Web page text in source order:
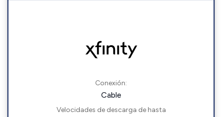
Conexión:
Cable
Velocidades de descarga de hasta